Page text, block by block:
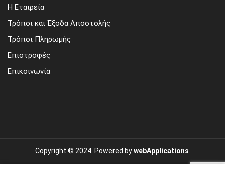
Η Εταιρεία
Τρόποι και Έξοδα Αποστολής
Τρόποι Πληρωμής
Επιστροφές
Επικοινωνία
Copyright © 2024. Powered bywebApplications.